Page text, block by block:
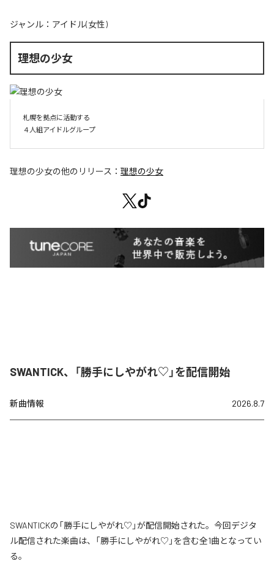
ジャンル： アイドル(女性)
理想の少女
札幌を拠点に活動する
４人組アイドルグループ
理想の少女の他のリリース： 理想の少女
SWANTICK、「勝手にしやがれ♡」を配信開始
新曲情報 2026.8.7
SWANTICKの「勝手にしやがれ♡」が配信開始された。今回デジタ
ル配信された楽曲は、「勝手にしやがれ♡」を含む全1曲となってい
る。